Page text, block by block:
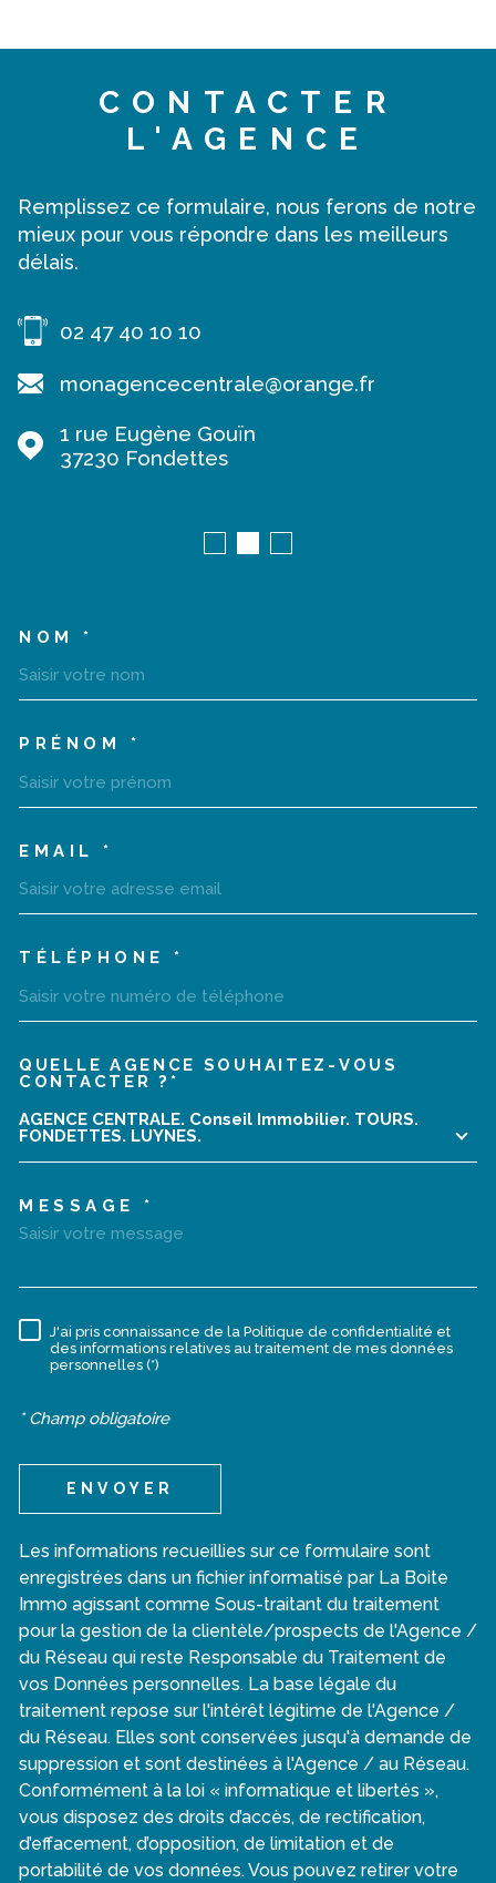
CONTACTER
L'AGENCE
Remplissez ce formulaire, nous ferons de notre
mieux pour vous répondre dans les meilleurs
délais.
02 47 40 10 10
monagencecentrale@orange.fr
1 rue Eugène Gouïn
37230
Fondettes
NOM *
PRÉNOM *
EMAIL *
TÉLÉPHONE *
QUELLE AGENCE SOUHAITEZ-VOUS
CONTACTER ?*
AGENCE CENTRALE. Conseil Immobilier. TOURS.
FONDETTES. LUYNES.
MESSAGE *
RÈGLEMENTATION
J'ai pris connaissance de la Politique de confidentialité et
des informations relatives au traitement de mes données
personnelles (*)
* Champ obligatoire
ENVOYER
Les informations recueillies sur ce formulaire sont
enregistrées dans un fichier informatisé par La Boite
Immo agissant comme Sous-traitant du traitement
pour la gestion de la clientèle/prospects de l'Agence /
du Réseau qui reste Responsable du Traitement de
vos Données personnelles. La base légale du
traitement repose sur l'intérêt légitime de l'Agence /
du Réseau. Elles sont conservées jusqu'à demande de
suppression et sont destinées à l'Agence / au Réseau.
Conformément à la loi « informatique et libertés »,
vous disposez des droits d’accès, de rectification,
d’effacement, d’opposition, de limitation et de
portabilité de vos données. Vous pouvez retirer votre